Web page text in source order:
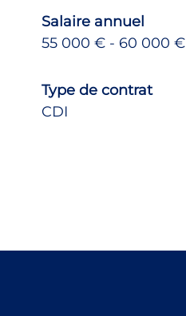
Salaire annuel
55 000 € - 60 000 €
Type de contrat
CDI